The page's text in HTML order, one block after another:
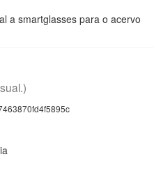
a smartglasses para o acervo